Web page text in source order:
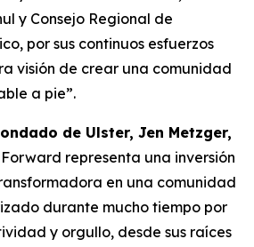
y Consejo Regional de
por sus continuos esfuerzos
visión de crear una comunidad
a pie”.
de Ulster, Jen Metzger,
representa una inversión
en una comunidad
durante mucho tiempo por
y orgullo, desde sus raíces